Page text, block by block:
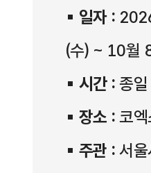
▪ 일자 :
(수) ~ 10월
▪ 시간 : 종일
▪ 장소 : 코
▪ 주관 : 서울